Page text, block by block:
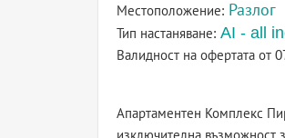
Местоположение: Разлог
Тип настаняване: AI - all
Валидност на офертата от
Апартаментен Комплекс
изключителна възможност